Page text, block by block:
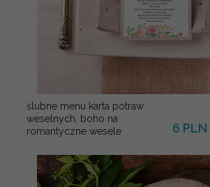
ślubne menu karta potraw
weselnych, boho na
romantyczne wesele
6 PLN